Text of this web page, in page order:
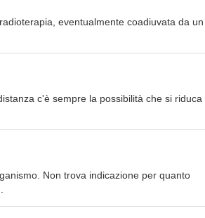
eventualmente coadiuvata da un
c'è sempre la possibilità che si riduca
Non trova indicazione per quanto